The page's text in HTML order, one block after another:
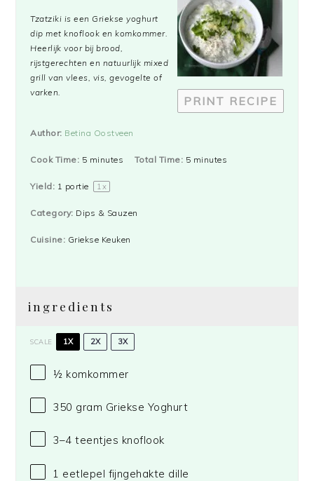
PRINT RECIPE
Tzatziki is een Griekse yoghurt
dip met knoflook en komkommer.
Heerlijk voor bij brood,
rijstgerechten en natuurlijk mixed
grill van vlees, vis, gevogelte of
varken.
Author: Betina Oostveen
Cook Time: 5 minutes Total Time: 5 minutes
Yield: 1 portie 1x
Category: Dips & Sauzen
Cuisine: Griekse Keuken
ingredients
SCALE 1X 2X 3X
½ komkommer
350 gram Griekse Yoghurt
3–4 teentjes knoflook
1 eetlepel fijngehakte dille